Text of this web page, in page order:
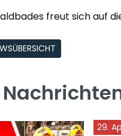
freut sich auf
29.